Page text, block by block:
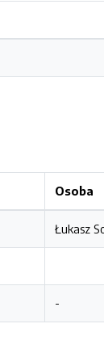
Osoba
Łukasz
-